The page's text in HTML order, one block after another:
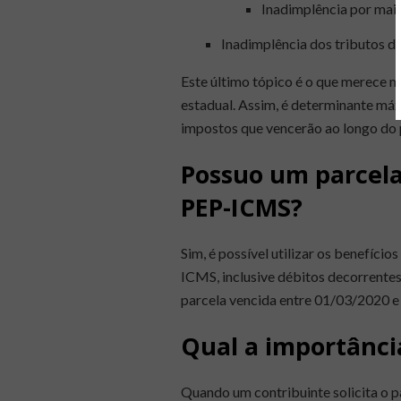
Inadimplência por
Inadimplência dos tributos
Este último tópico é o que merece
estadual. Assim, é determinante
impostos que vencerão ao longo do
Possuo um
PEP-ICMS?
Sim, é possível utilizar os
ICMS, inclusive débitos
parcela vencida entre 01/03/2020
Qual a
Quando um contribuinte solicita o